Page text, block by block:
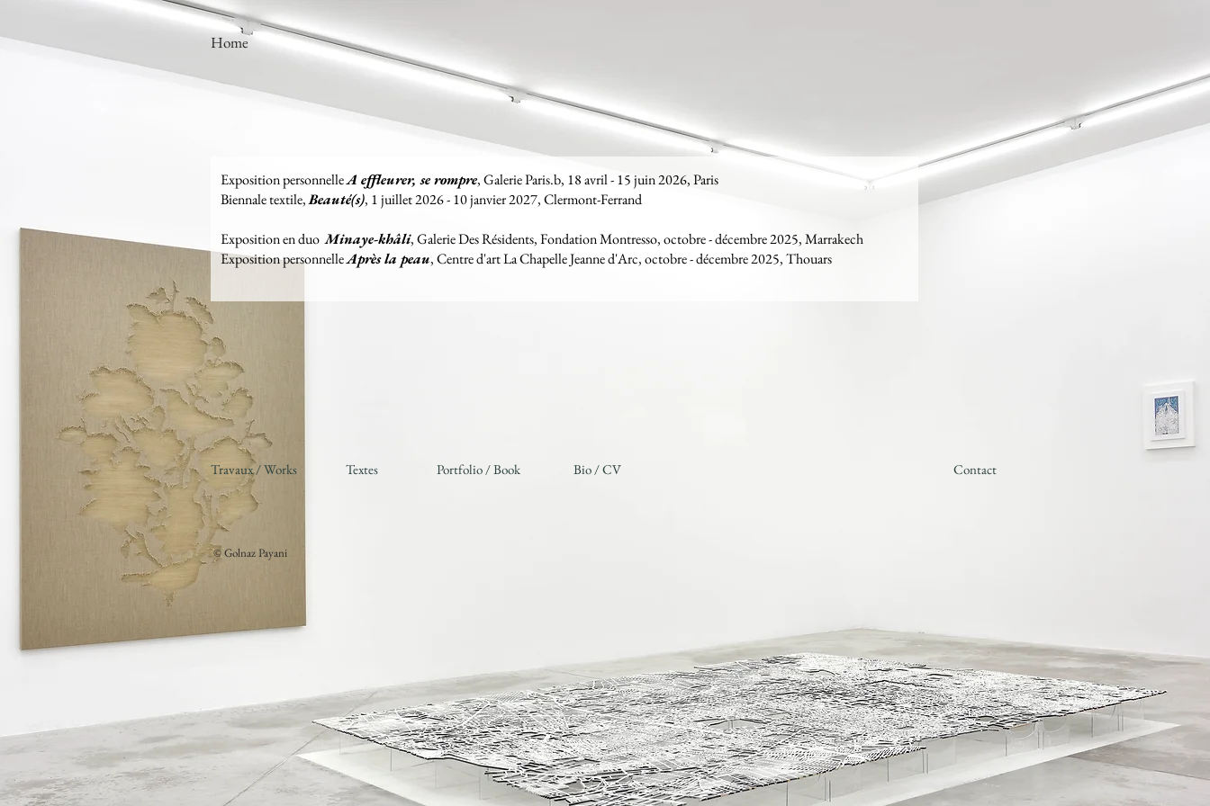
Home
Exposition personnelleA effleurer, se rompre, Galerie Paris.b, 18 avril - 15 juin 2026, Paris
Biennale textile,Beauté(s), 1 juillet 2026 - 10 janvier 2027, Clermont-Ferrand
Exposition en duoMinaye-khâli, Galerie Des Résidents, Fondation Montresso, octobre - décembre 2025, Marrakech
Exposition personnelleAprès la peau, Centre d'art La Chapelle Jeanne d'Arc, octobre - décembre 2025, Thouars
Travaux / Works Textes Portfolio / Book Bio / CV Contact
© Golnaz Payani